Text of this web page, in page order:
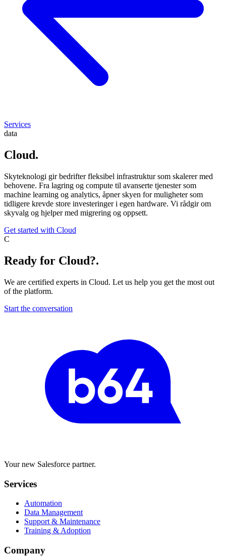
Services
data
Cloud.
Skyteknologi gir bedrifter fleksibel infrastruktur som skalerer med
behovene. Fra lagring og compute til avanserte tjenester som
machine learning og analytics, åpner skyen for muligheter som
tidligere krevde store investeringer i egen hardware. Vi rådgir om
skyvalg og hjelper med migrering og oppsett.
Get started with Cloud
C
Ready for Cloud?.
We are certified experts in Cloud. Let us help you get the most out
of the platform.
Start the conversation
Your new Salesforce partner.
Services
Automation
Data Management
Support & Maintenance
Training & Adoption
Company